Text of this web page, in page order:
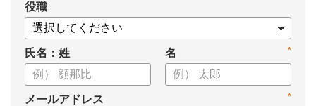
役職
氏名：姓 *
名
*
メールアドレス